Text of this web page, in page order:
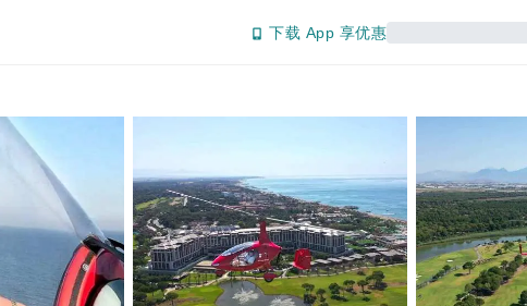
下载 App 享优惠